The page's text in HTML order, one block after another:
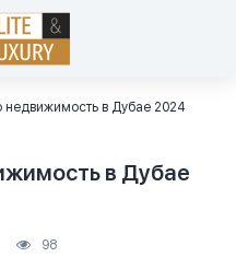
в Дубае 2024
в Дубае
98